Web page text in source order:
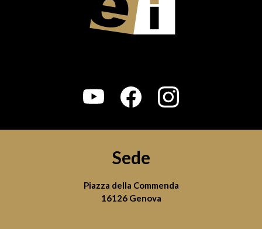
Sede
Piazza della Commenda
16126 Genova